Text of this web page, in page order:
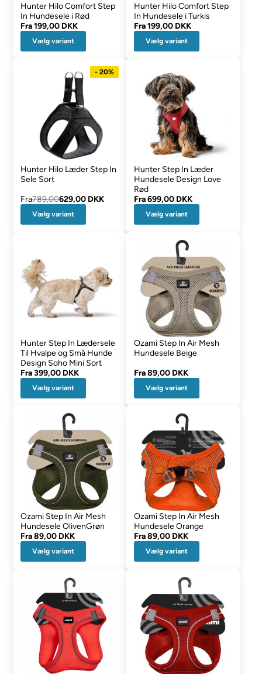
Hunter Hilo Comfort Step
In Hundesele i Rød
Fra199,00 DKK
Vælg variant
Hunter Hilo Comfort Step
In Hundesele i Turkis
Fra199,00 DKK
Vælg variant
- 20%
Hunter Hilo Læder Step In
Sele Sort
Fra789,00629,00 DKK
Vælg variant
Hunter Step In Læder
Hundesele Design Love
Rød
Fra699,00 DKK
Vælg variant
Hunter Step In Lædersele
Til Hvalpe og Små Hunde
Design Soho Mini Sort
Fra399,00 DKK
Vælg variant
Ozami Step In Air Mesh
Hundesele Beige
Fra89,00 DKK
Vælg variant
Ozami Step In Air Mesh
Hundesele OlivenGrøn
Fra89,00 DKK
Vælg variant
Ozami Step In Air Mesh
Hundesele Orange
Fra89,00 DKK
Vælg variant